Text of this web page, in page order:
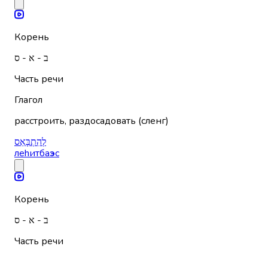
Корень
ב - א - ס
Часть речи
Глагол
расстроить, раздосадовать (сленг)
לְהִתְבָּאֵס
леhитбаэс
Корень
ב - א - ס
Часть речи